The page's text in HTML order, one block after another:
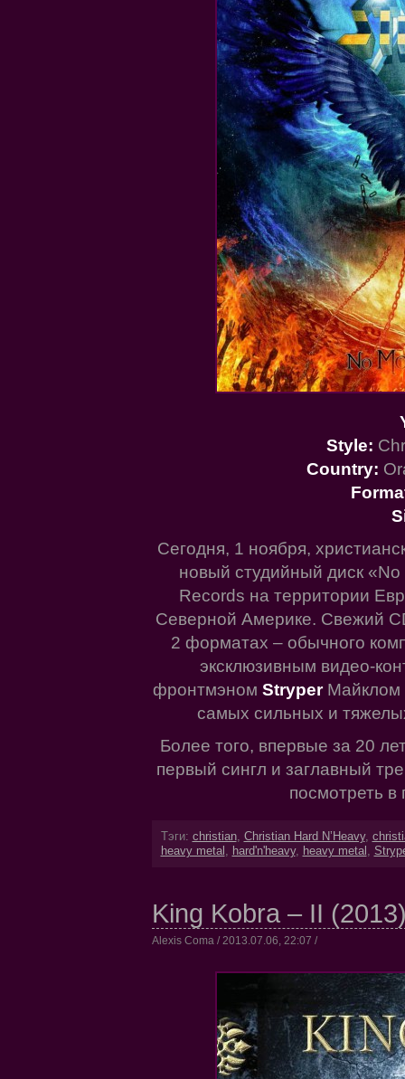
Style:
Country:
Сегодня, 1 ноября,
новый студийный диск
Records на территории
Северной Америке. Свежий
2 форматах – обычного
эксклюзивным видео-
фронтмэном StryperМайклом
самых сильных и
Более того, впервые за 20
первый сингл и заглавный
посмотреть в
Тэги: christian, Christian Hard N’Heavy,
heavy metal , hard'n'heavy, heavy metal ,
King Kobra – II
Alexis Coma / 2013.07.06, 22:07 /